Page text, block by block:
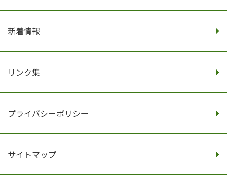
新着情報
リンク集
プライバシーポリシー
サイトマップ